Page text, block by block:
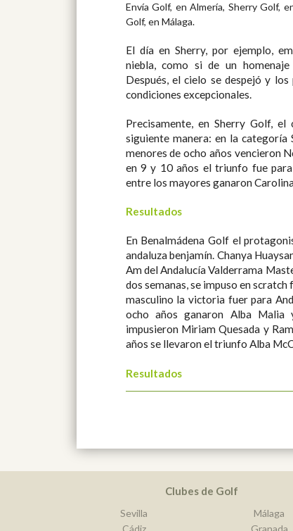
Envía Golf, en Almería, Sherry Golf,
Golf, en Málaga.
El día en Sherry, por ejemplo,
niebla, como si de un
Después, el cielo se despejó y
condiciones excepcionales.
Precisamente, en Sherry Golf,
siguiente manera: en la categoría
menores de ocho años vencieron
en 9 y 10 años el triunfo fue
entre los mayores ganaron
Resultados
En Benalmádena Golf el
andaluza benjamín. Chanya
Am del Andalucía Valderrama
dos semanas, se impuso en
masculino la victoria fuer para
ocho años ganaron Alba
impusieron Miriam Quesada y
años se llevaron el triunfo Alba
Resultados
Clubes de Golf
Sevilla
Málaga